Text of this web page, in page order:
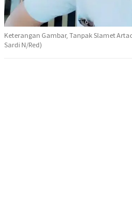
Keterangan Gambar, Tanpak Slamet
Sardi N/Red)